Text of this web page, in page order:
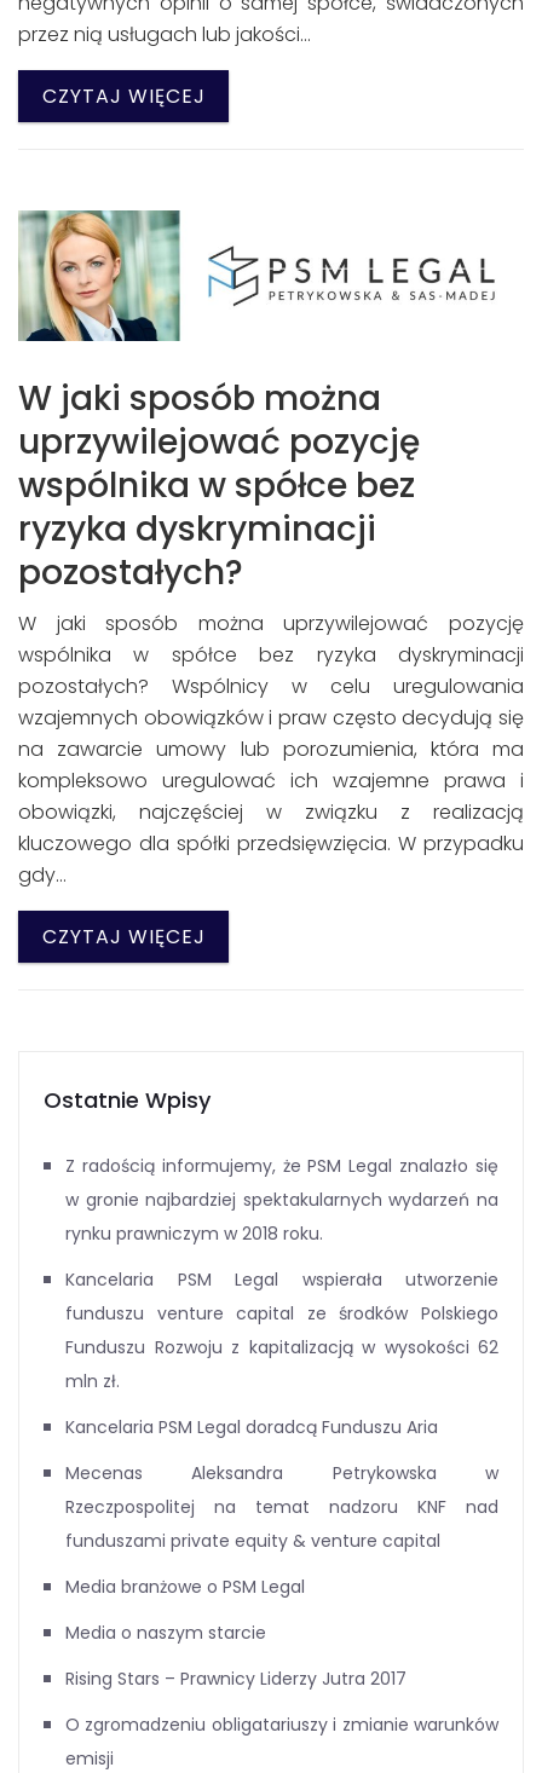
przez nią usługach lub jakości…
CZYTAJ WIĘCEJ
W jaki sposób można
uprzywilejować pozycję
wspólnika w spółce bez
ryzyka dyskryminacji
pozostałych?
W jaki sposób można uprzywilejować pozycję
wspólnika w spółce bez ryzyka dyskryminacji
pozostałych? Wspólnicy w celu uregulowania
wzajemnych obowiązków i praw często decydują się
na zawarcie umowy lub porozumienia, która ma
kompleksowo uregulować ich wzajemne prawa i
obowiązki, najczęściej w związku z realizacją
kluczowego dla spółki przedsięwzięcia. W przypadku
gdy…
CZYTAJ WIĘCEJ
Ostatnie Wpisy
Z radością informujemy, że PSM Legal znalazło się
w gronie najbardziej spektakularnych wydarzeń na
rynku prawniczym w 2018 roku.
Kancelaria PSM Legal wspierała utworzenie
funduszu venture capital ze środków Polskiego
Funduszu Rozwoju z kapitalizacją w wysokości 62
mln zł.
Kancelaria PSM Legal doradcą Funduszu Aria
Mecenas Aleksandra Petrykowska w
Rzeczpospolitej na temat nadzoru KNF nad
funduszami private equity & venture capital
Media branżowe o PSM Legal
Media o naszym starcie
Rising Stars – Prawnicy Liderzy Jutra 2017
O zgromadzeniu obligatariuszy i zmianie warunków
emisji